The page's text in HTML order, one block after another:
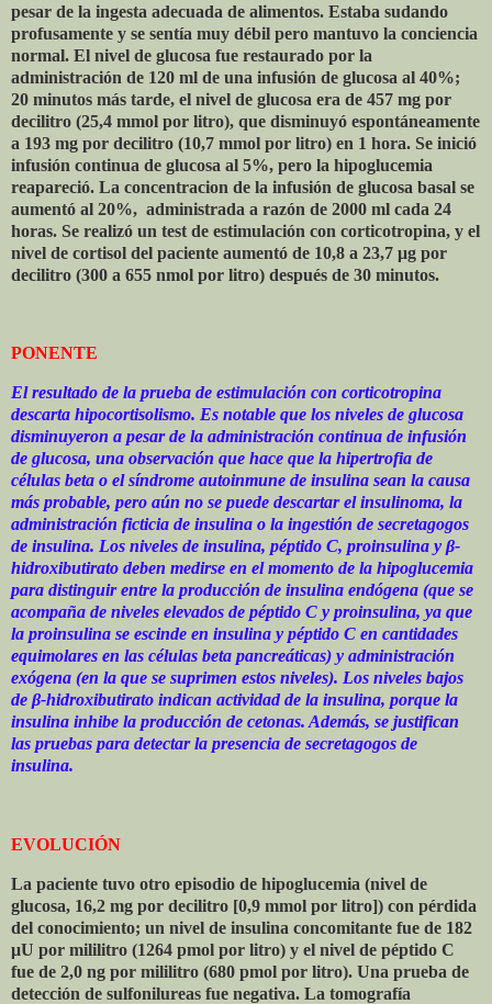
pesar de la ingesta adecuada de alimentos. Estaba sudando
profusamente y se sentía muy débil pero mantuvo la conciencia
normal. El nivel de glucosa fue restaurado por la
administración de 120 ml de una infusión de glucosa al 40%;
20 minutos más tarde, el nivel de glucosa era de 457 mg por
decilitro (25,4 mmol por litro), que disminuyó espontáneamente
a 193 mg por decilitro (10,7 mmol por litro) en 1 hora. Se inició
infusión continua de glucosa al 5%, pero la hipoglucemia
reapareció. La concentracion de la infusión de glucosa basal se
aumentó al 20%, administrada a razón de 2000 ml cada 24
horas. Se realizó un test de estimulación con corticotropina, y el
nivel de cortisol del paciente aumentó de 10,8 a 23,7 μg por
decilitro (300 a 655 nmol por litro) después de 30 minutos.
PONENTE
El resultado de la prueba de estimulación con corticotropina
descarta hipocortisolismo. Es notable que los niveles de glucosa
disminuyeron a pesar de la administración continua de infusión
de glucosa, una observación que hace que la hipertrofia de
células beta o el síndrome autoinmune de insulina sean la causa
más probable, pero aún no se puede descartar el insulinoma, la
administración ficticia de insulina o la ingestión de secretagogos
de insulina. Los niveles de insulina, péptido C, proinsulina y β-
hidroxibutirato deben medirse en el momento de la hipoglucemia
para distinguir entre la producción de insulina endógena (que se
acompaña de niveles elevados de péptido C y proinsulina, ya que
la proinsulina se escinde en insulina y péptido C en cantidades
equimolares en las células beta pancreáticas) y administración
exógena (en la que se suprimen estos niveles). Los niveles bajos
de β-hidroxibutirato indican actividad de la insulina, porque la
insulina inhibe la producción de cetonas. Además, se justifican
las pruebas para detectar la presencia de secretagogos de
insulina.
EVOLUCIÓN
La paciente tuvo otro episodio de hipoglucemia (nivel de
glucosa, 16,2 mg por decilitro [0,9 mmol por litro]) con pérdida
del conocimiento; un nivel de insulina concomitante fue de 182
μU por mililitro (1264 pmol por litro) y el nivel de péptido C
fue de 2,0 ng por mililitro (680 pmol por litro). Una prueba de
detección de sulfonilureas fue negativa. La tomografía